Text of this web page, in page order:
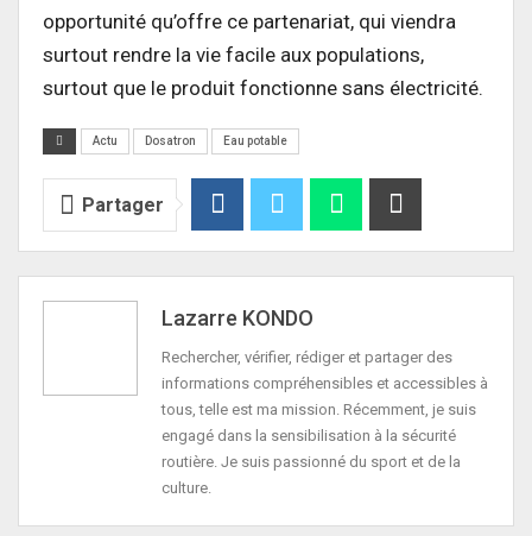
opportunité qu’offre ce partenariat, qui viendra
surtout rendre la vie facile aux populations,
surtout que le produit fonctionne sans électricité.
Actu Dosatron Eau potable
Partager
Lazarre KONDO
Rechercher, vérifier, rédiger et partager des
informations compréhensibles et accessibles à
tous, telle est ma mission. Récemment, je suis
engagé dans la sensibilisation à la sécurité
routière. Je suis passionné du sport et de la
culture.